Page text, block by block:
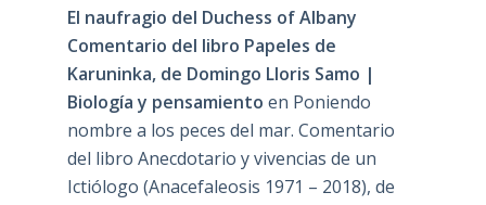
El naufragio del Duchess of Albany
Comentario del libro Papeles de
Karuninka, de Domingo Lloris Samo |
Biología y pensamiento en Poniendo
nombre a los peces del mar. Comentario
del libro Anecdotario y vivencias de un
Ictiólogo (Anacefaleosis 1971 – 2018), de